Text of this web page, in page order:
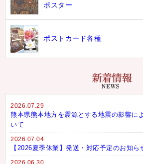
ポスター
ポストカード各種
2026.07.29
熊本県熊本地方を震源とする地震の影響に
いて
2026.07.04
【2026夏季休業】発送・対応予定のお知ら
2026.06.30